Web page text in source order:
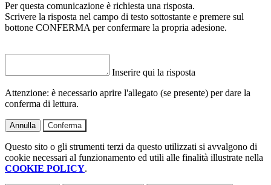
Per questa comunicazione è richiesta una risposta.
Scrivere la risposta nel campo di testo sottostante e premere sul
bottone CONFERMA per confermare la propria adesione.
Inserire qui la risposta
Attenzione: è necessario aprire l'allegato (se presente) per dare la
conferma di lettura.
Annulla Conferma
Questo sito o gli strumenti terzi da questo utilizzati si avvalgono di
cookie necessari al funzionamento ed utili alle finalità illustrate nella
COOKIE POLICY.